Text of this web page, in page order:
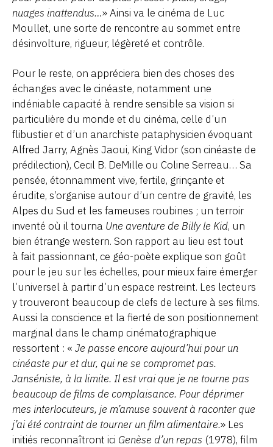
nuages inattendus…» Ainsi va le cinéma de Luc
Moullet, une sorte de rencontre au sommet entre
désinvolture, rigueur, légèreté et contrôle.
Pour le reste, on appréciera bien des choses des
échanges avec le cinéaste, notamment une
indéniable capacité à rendre sensible sa vision si
particulière du monde et du cinéma, celle d’un
flibustier et d’un anarchiste pataphysicien évoquant
Alfred Jarry, Agnès Jaoui, King Vidor (son cinéaste de
prédilection), Cecil B. DeMille ou Coline Serreau… Sa
pensée, étonnamment vive, fertile, grinçante et
érudite, s’organise autour d’un centre de gravité, les
Alpes du Sud et les fameuses roubines ; un terroir
inventé où il tourna Une aventure de Billy le Kid, un
bien étrange western. Son rapport au lieu est tout
à fait passionnant, ce géo-poète explique son goût
pour le jeu sur les échelles, pour mieux faire émerger
l’universel à partir d’un espace restreint. Les lecteurs
y trouveront beaucoup de clefs de lecture à ses films.
Aussi la conscience et la fierté de son positionnement
marginal dans le champ cinématographique
ressortent : « Je passe encore aujourd’hui pour un
cinéaste pur et dur, qui ne se compromet pas.
Janséniste, à la limite. Il est vrai que je ne tourne pas
beaucoup de films de complaisance. Pour déprimer
mes interlocuteurs, je m’amuse souvent à raconter que
j’ai été contraint de tourner un film alimentaire.» Les
initiés reconnaîtront ici Genèse d’un repas (1978), film